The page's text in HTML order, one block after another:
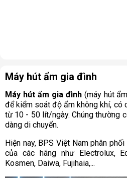
Máy hút ẩm gia đình
Máy hút ẩm gia đình(máy hút
để kiểm soát độ ẩm không khí, có
từ 10 - 50 lít/ngày. Chúng thường
dàng di chuyển.
Hiện nay, BPS Việt Nam phân
của các hãng như Electrolux,
Kosmen, Daiwa, Fujihaia,...